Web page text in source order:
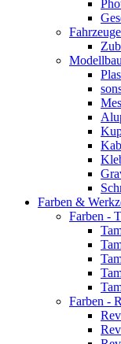
Fahrzeuge
Farben &
Farben -
Farben -